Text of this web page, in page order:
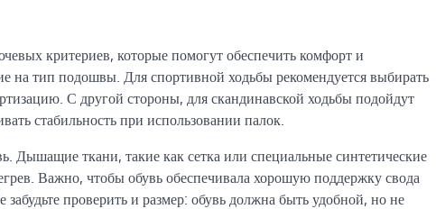
критериев, которые помогут обеспечить комфорт и
на тип подошвы. Для спортивной ходьбы рекомендуется выбирать
С другой стороны, для скандинавской ходьбы подойдут
стабильность при использовании палок.
Дышащие ткани, такие как сетка или специальные синтетические
Важно, чтобы обувь обеспечивала хорошую поддержку свода
проверить и размер: обувь должна быть удобной, но не